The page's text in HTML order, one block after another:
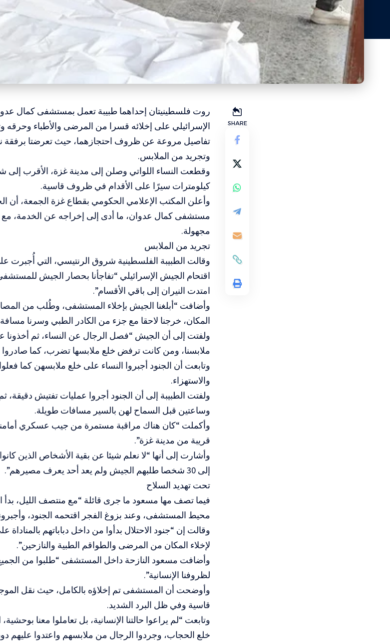
SHARE
روت فلسطينيتان إحداهما طبيبة تعمل بمستشفى كمال
الإسرائيلي على إخلائه قسرا من المرضى والأطباء
تفاصيل مروعة عن ظروف احتجازهما، حيث تعرضتا برفقة
وتجريد من الملابس.
كيلومترات سيرًا على الأقدام في ظروف قاسية.
وأعلن المكتب الإعلامي الحكومي بقطاع غزة الجمعة، أن
مستشفى كمال عدوان، ما أدى إلى إخراجه عن الخدمة، مع
مجهولة.
تجريد من الملابس
وقالت الطبيبة الفلسطينية شروق الرنتيسي، التي
اقتحام الجيش الإسرائيلي “تفاجأنا بحصار الجيش
امتدت النيران إلى باقي الأقسام”.
وأضافت “أبلغنا الجيش بإخلاء المستشفى، وطُلب من
المكان، خرجنا لاحقا مع جزء من الكادر الطبي وسرنا
ولفتت إلى أن الجيش “فصل الرجال عن النساء، ثم
ملابسنا، ومن كانت ترفض خلع ملابسها تضرب، كما صادروا
وتابعت أن الجنود أجبروا النساء على خلع ملابسهن كما
والاستهزاء.
ولفتت الطبيبة إلى أن الجنود أجروا عمليات تفتيش
وساعتين قبل السماح لهن بالسير مسافات طويلة.
وأكملت “كان هناك مراقبة مستمرة من جيب عسكري
قريبة من مدينة غزة”.
إلى 30 شخصا طلبهم الجيش ولم يعد أحد يعرف مصيرهم”.
تحت تهديد السلاح
فيما تصف مها مسعود ما جرى قائلة “مع منتصف الليل،
محيط المستشفى، وعند بزوغ الفجر اقتحمه الجنود،
وقالت إن “جنود الاحتلال بدأوا من داخل دباباتهم
لإخلاء المكان من المرضى والطواقم الطبية والنازحين”.
وأضافت مسعود النازحة داخل المستشفى “طلبوا من
لظروفنا الإنسانية”.
وأوضحت أن المستشفى تم إخلاؤه بالكامل، حيث نقل
قاسية وفي ظل البرد الشديد.
وتابعت “لم يراعوا حالتنا الإنسانية، بل تعاملوا معنا
خلع الحجاب، وجردوا الرجال من ملابسهم واعتدوا عليهم